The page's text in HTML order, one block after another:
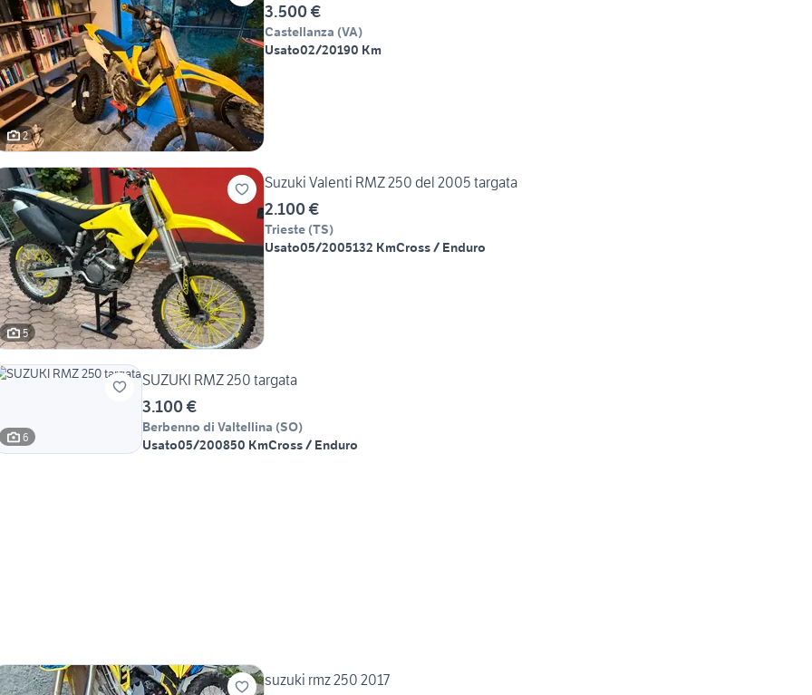
2
3.500 €
Castellanza (VA)
Usato02/20190 Km
5
Suzuki Valenti RMZ 250 del 2005 targata
2.100 €
Trieste (TS)
Usato05/2005132 KmCross / Enduro
6
SUZUKI RMZ 250 targata
3.100 €
Berbenno di Valtellina (SO)
Usato05/200850 KmCross / Enduro
suzuki rmz 250 2017